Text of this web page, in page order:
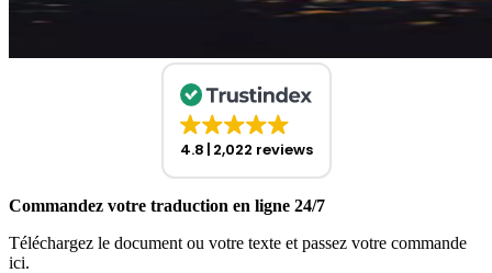
4.8 2,022 reviews
Commandez votre traduction en ligne 24/7
Téléchargez le document ou votre texte et passez votre commande
ici.